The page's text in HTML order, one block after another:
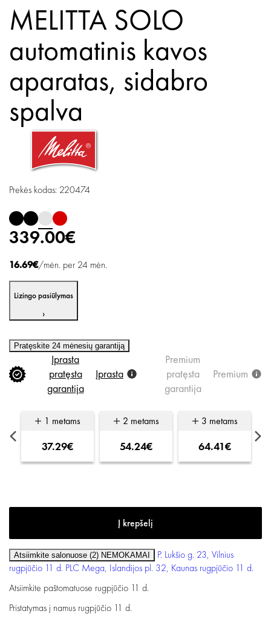
MELITTA SOLO
automatinis kavos
aparatas, sidabro
spalva
Prekės kodas: 220474
339.00€
16.69€/mėn. per 24 mėn.
Lizingo pasiūlymas
›
Pratęskite 24 mėnesių garantiją
Įprasta
pratęsta
garantija
Įprasta
Premium
pratęsta
garantija
Premium
1 metams
37.29€
2 metams
54.24€
3 metams
64.41€
Atsiimkite salonuose (2) NEMOKAMAI
P. Lukšio g. 23, Vilnius
rugpjūčio 11 d. PLC Mega, Islandijos pl. 32, Kaunas rugpjūčio 11 d.
Atsiimkite paštomatuose rugpjūčio 11 d.
Pristatymas į namus rugpjūčio 11 d.